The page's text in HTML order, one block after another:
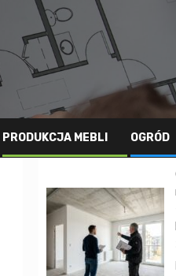
PRODUKCJA MEBLI OGRÓD